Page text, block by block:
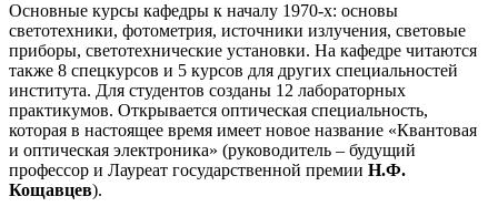
Основные курсы кафедры к началу 1970-х: основы
светотехники, фотометрия, источники излучения, световые
приборы, светотехнические установки. На кафедре читаются
также 8 спецкурсов и 5 курсов для других специальностей
института. Для студентов созданы 12 лабораторных
практикумов. Открывается оптическая специальность,
которая в настоящее время имеет новое название «Квантовая
и оптическая электроника» (руководитель – будущий
профессор и Лауреат государственной премии Н.Ф.
Кощавцев).